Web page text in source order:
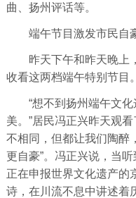
曲、扬州评话等。
端午节目激发市民自
昨天下午和昨天晚上，
收看这两档端午特别节目。
“想不到扬州端午文化
美。”居民冯正兴昨天观
不相同，但都让我们陶醉
更自豪”。冯正兴说，当
正在申报世界文化遗产的
诗，在川流不息中讲述着